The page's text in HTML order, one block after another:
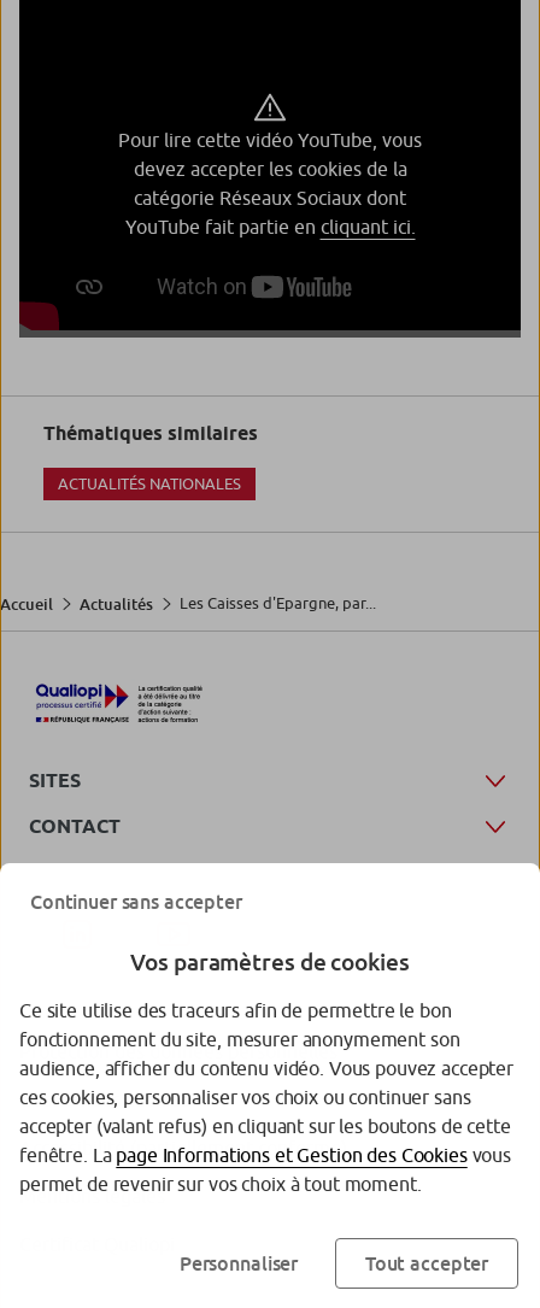
Pour lire cette vidéo YouTube, vous
devez accepter les cookies de la
catégorie Réseaux Sociaux dont
YouTube fait partie en cliquant ici.
Thématiques similaires
ACTUALITÉS NATIONALES
Accueil Actualités Les Caisses d'Epargne, par...
SITES
CONTACT
Protection des données personnelles
Gestion des cookies
Accessibilité (partiellement conforme)
Mentions légales
Continuer sans accepter
Vos paramètres de cookies
Ce site utilise des traceurs afin de permettre le bon
fonctionnement du site, mesurer anonymement son
audience, afficher du contenu vidéo. Vous pouvez accepter
ces cookies, personnaliser vos choix ou continuer sans
accepter (valant refus) en cliquant sur les boutons de cette
fenêtre. La page Informations et Gestion des Cookiesvous
permet de revenir sur vos choix à tout moment.
Personnaliser Tout accepter